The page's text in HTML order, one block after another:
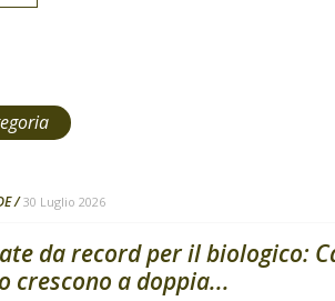
30 Luglio 2026
da record per il biologico:
crescono a doppia...